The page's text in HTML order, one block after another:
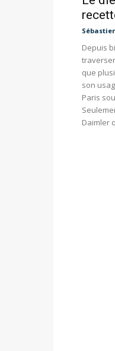
Depuis
que
son
Paris
Daimler